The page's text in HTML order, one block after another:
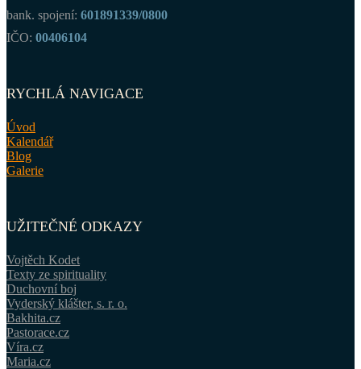
bank. spojení: 601891339/0800
IČO: 00406104
RYCHLÁ NAVIGACE
Úvod
Kalendář
Blog
Galerie
UŽITEČNÉ ODKAZY
Vojtěch Kodet
Texty ze spirituality
Duchovní boj
Vyderský klášter, s. r. o.
Bakhita.cz
Pastorace.cz
Víra.cz
Maria.cz